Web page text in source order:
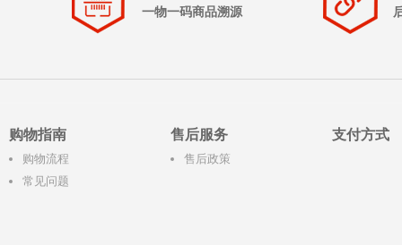
一物一码商品溯源
购物指南
购物流程
常见问题
售后服务
售后政策
支付方式